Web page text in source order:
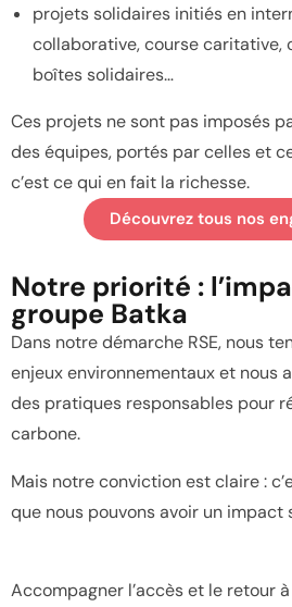
projets solidaires initiés en
collaborative, course caritative,
boîtes solidaires…
Ces projets ne sont pas imposés
des équipes, portés par celles et
c’est ce qui en fait la richesse.
Découvrez tous nos
Notre priorité :
groupe Batka
Dans notre démarche RSE, nous
enjeux environnementaux et nous
des pratiques responsables pour
carbone.
Mais notre conviction est claire :
que nous pouvons avoir un impact
Accompagner l’accès et le retour